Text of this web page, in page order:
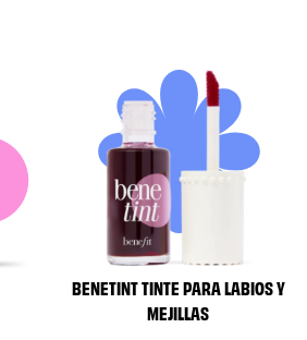
BENETINT TINTE PARA LABIOS Y
MEJILLAS